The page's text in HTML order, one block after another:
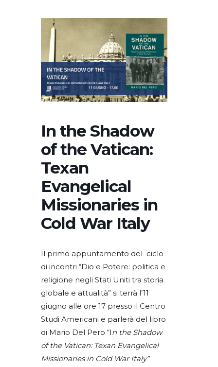
In the Shadow
of the Vatican:
Texan
Evangelical
Missionaries in
Cold War Italy
Il primo appuntamento del ciclo
di incontri “Dio e Potere: politica e
religione negli Stati Uniti tra storia
globale e attualità” si terrà l’11
giugno alle ore 17 presso il Centro
Studi Americani e parlerà del libro
di Mario Del Pero “In the Shadow
of the Vatican: Texan Evangelical
Missionaries in Cold War Italy”